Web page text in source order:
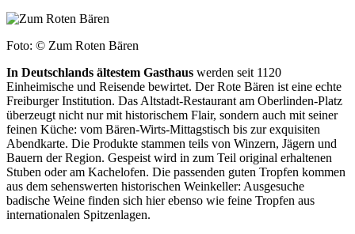
Foto: © Zum Roten Bären
In Deutschlands ältestem Gasthaus werden seit 1120
Einheimische und Reisende bewirtet. Der Rote Bären ist eine echte
Freiburger Institution. Das Altstadt-Restaurant am Oberlinden-Platz
überzeugt nicht nur mit historischem Flair, sondern auch mit seiner
feinen Küche: vom Bären-Wirts-Mittagstisch bis zur exquisiten
Abendkarte. Die Produkte stammen teils von Winzern, Jägern und
Bauern der Region. Gespeist wird in zum Teil original erhaltenen
Stuben oder am Kachelofen. Die passenden guten Tropfen kommen
aus dem sehenswerten historischen Weinkeller: Ausgesuche
badische Weine finden sich hier ebenso wie feine Tropfen aus
internationalen Spitzenlagen.